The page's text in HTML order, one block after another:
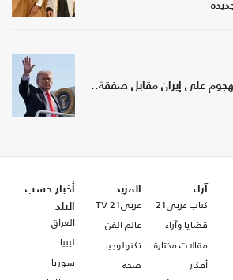
على إيران مقابل صفقة..
آراء
كتاب عربي21
قضايا وآراء
مقالات مختارة
أفكار
المزيد
عربي21 TV
عالم الفن
تكنولوجيا
صحة
أخبار حسب
البلد
العراق
ليبيا
سوريا